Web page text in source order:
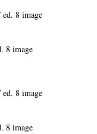
8 image
8 image